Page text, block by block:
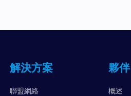
解決方案
聯盟網絡
夥伴
概述